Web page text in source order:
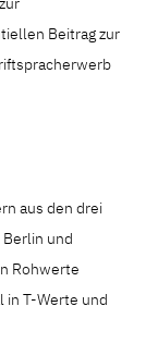
Beitrag zur
aus den drei
und
Rohwerte
in T-Werte und